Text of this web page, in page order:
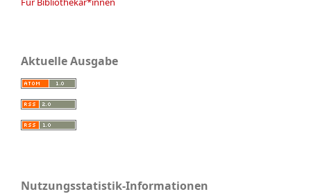
Aktuelle Ausgabe
Nutzungsstatistik-Informationen